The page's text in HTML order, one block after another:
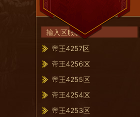
服务器列表
帝王4257区
帝王4256区
帝王4255区
帝王4254区
帝王4253区